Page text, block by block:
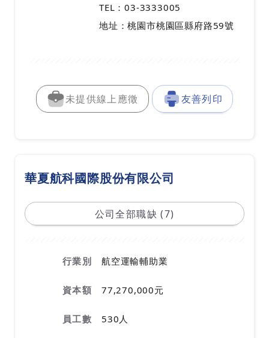
TEL：03-3333005
地址：桃園市桃園區縣府路59號
未提供線上應徵 友善列印
華夏航科國際股份有限公司
公司全部職缺 (7)
行業別 航空運輸輔助業
資本額 77,270,000元
員工數 530人